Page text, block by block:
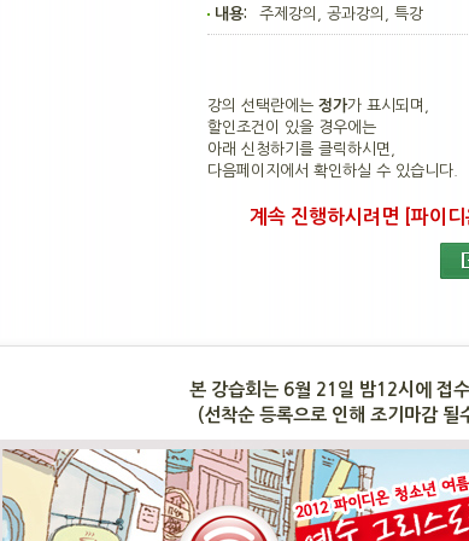
내용: 주제강의, 공과강의, 특강
강의 선택란에는 정가가 표시되며,
할인조건이 있을 경우에는
아래 신청하기 를 클릭하시면,
다음페이지에서 확인하실 수 있습니다.
계속 진행하시려면 [파이
본 강습회는 6월 21일 밤12시에 접
(선착순 등록으로 인해 조기마감 될